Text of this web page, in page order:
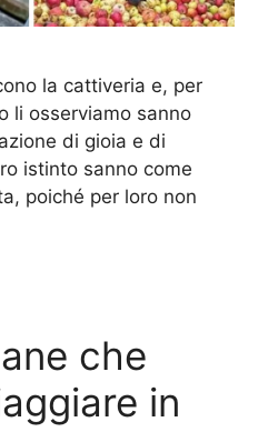
la cattiveria e, per
li osserviamo sanno
di gioia e di
istinto sanno come
poiché per loro non
che
in